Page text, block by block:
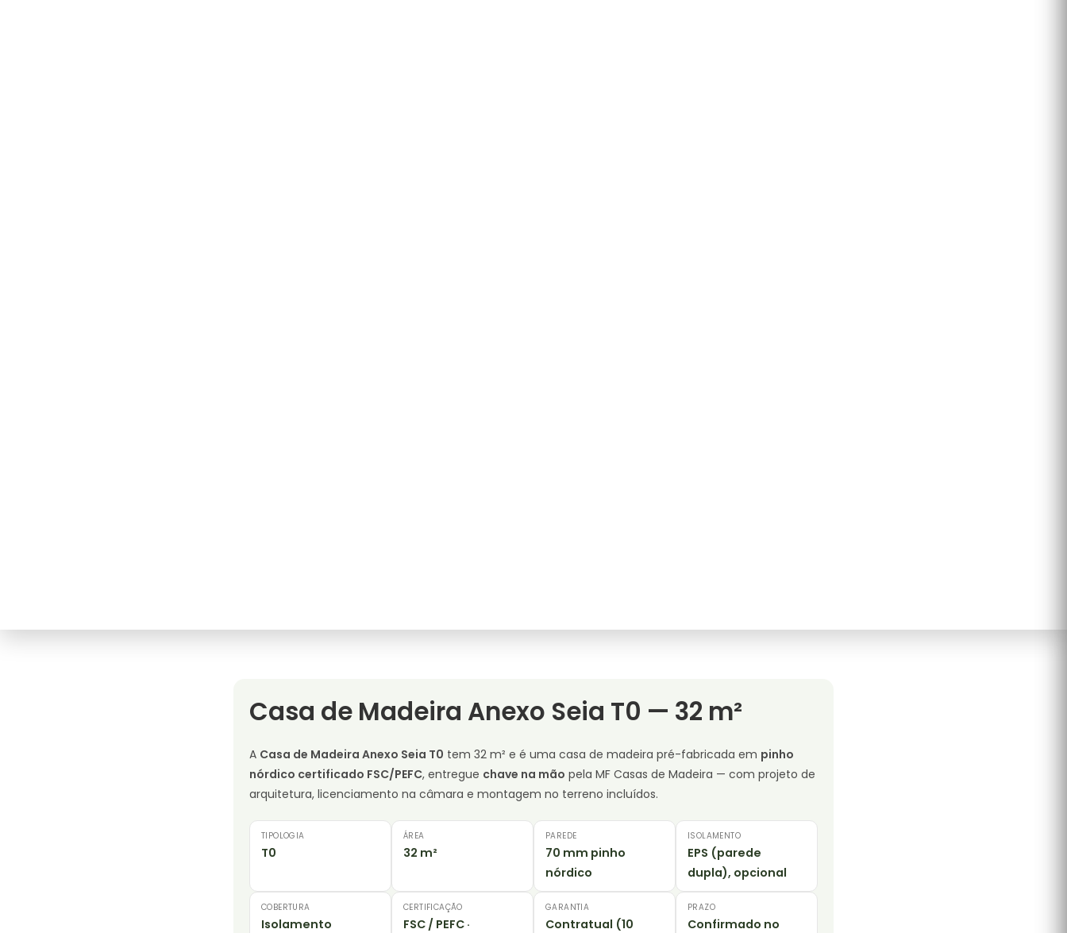
Casa de Madeira Anexo Seia T0 — 32 m²
A Casa de Madeira Anexo Seia T0 tem 32 m² e é uma casa de madeira pré-fabricada em pinho
nórdico certificado FSC/PEFC, entregue chave na mão pela MF Casas de Madeira — com projeto de
arquitetura, licenciamento na câmara e montagem no terreno incluídos.
TIPOLOGIA
T0
ÁREA
32 m²
PAREDE
70 mm pinho
nórdico
ISOLAMENTO
EPS (parede
dupla), opcional
COBERTURA
Isolamento
CERTIFICAÇÃO
FSC / PEFC ·
GARANTIA
Contratual (10
PRAZO
Confirmado no